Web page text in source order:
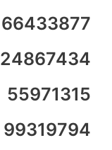
66433877
24867434
55971315
99319794